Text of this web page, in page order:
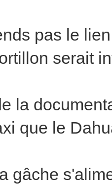
pas le
serait
la
que le
gâche